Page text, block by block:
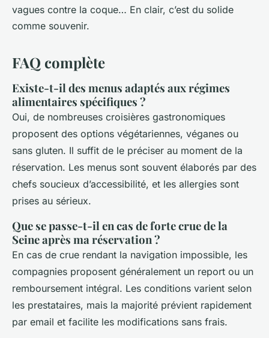
vagues contre la coque… En clair, c’est du solide
comme souvenir.
FAQ complète
Existe-t-il des menus adaptés aux régimes
alimentaires spécifiques ?
Oui, de nombreuses croisières gastronomiques
proposent des options végétariennes, véganes ou
sans gluten. Il suffit de le préciser au moment de la
réservation. Les menus sont souvent élaborés par des
chefs soucieux d’accessibilité, et les allergies sont
prises au sérieux.
Que se passe-t-il en cas de forte crue de la
Seine après ma réservation ?
En cas de crue rendant la navigation impossible, les
compagnies proposent généralement un report ou un
remboursement intégral. Les conditions varient selon
les prestataires, mais la majorité prévient rapidement
par email et facilite les modifications sans frais.